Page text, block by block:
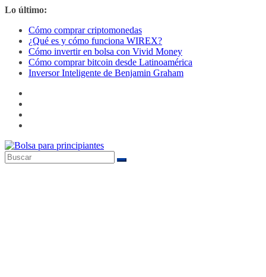
Saltar
contenido
Lo último:
Cómo comprar criptomonedas
¿Qué es y cómo funciona WIREX?
Cómo invertir en bolsa con Vivid Money
Cómo comprar bitcoin desde Latinoamérica
Inversor Inteligente de Benjamin Graham